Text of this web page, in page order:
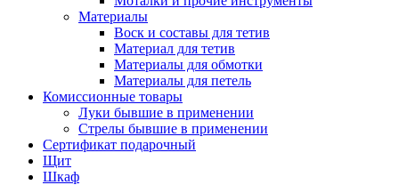
Материалы
Воск и составы для тетив
Материал для тетив
Материалы для обмотки
Материалы для петель
Комиссионные товары
Луки бывшие в применении
Стрелы бывшие в применении
Сертификат подарочный
Щит
Шкаф